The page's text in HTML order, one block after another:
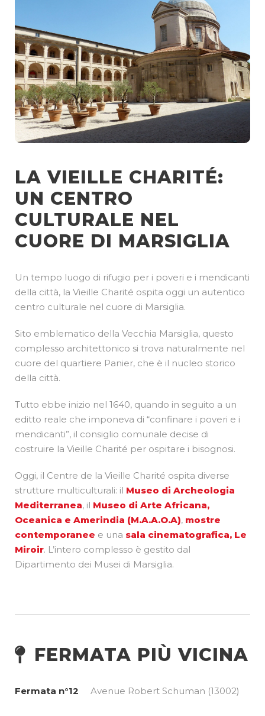
LA VIEILLE CHARITÉ:
UN CENTRO
CULTURALE NEL
CUORE DI MARSIGLIA
Un tempo luogo di rifugio per i poveri e i mendicanti
della città, la Vieille Charité ospita oggi un autentico
centro culturale nel cuore di Marsiglia.
Sito emblematico della Vecchia Marsiglia, questo
complesso architettonico si trova naturalmente nel
cuore del quartiere Panier, che è il nucleo storico
della città.
Tutto ebbe inizio nel 1640, quando in seguito a un
editto reale che imponeva di “confinare i poveri e i
mendicanti”, il consiglio comunale decise di
costruire la Vieille Charité per ospitare i bisognosi.
Oggi, il Centre de la Vieille Charité ospita diverse
strutture multiculturali: il Museo di Archeologia
Mediterranea, il Museo di Arte Africana,
Oceanica e Amerindia (M.A.A.O.A), mostre
contemporanee e una sala cinematografica, Le
Miroir. L’intero complesso è gestito dal
Dipartimento dei Musei di Marsiglia.
FERMATA PIÙ VICINA
Fermata n°12 Avenue Robert Schuman (13002)